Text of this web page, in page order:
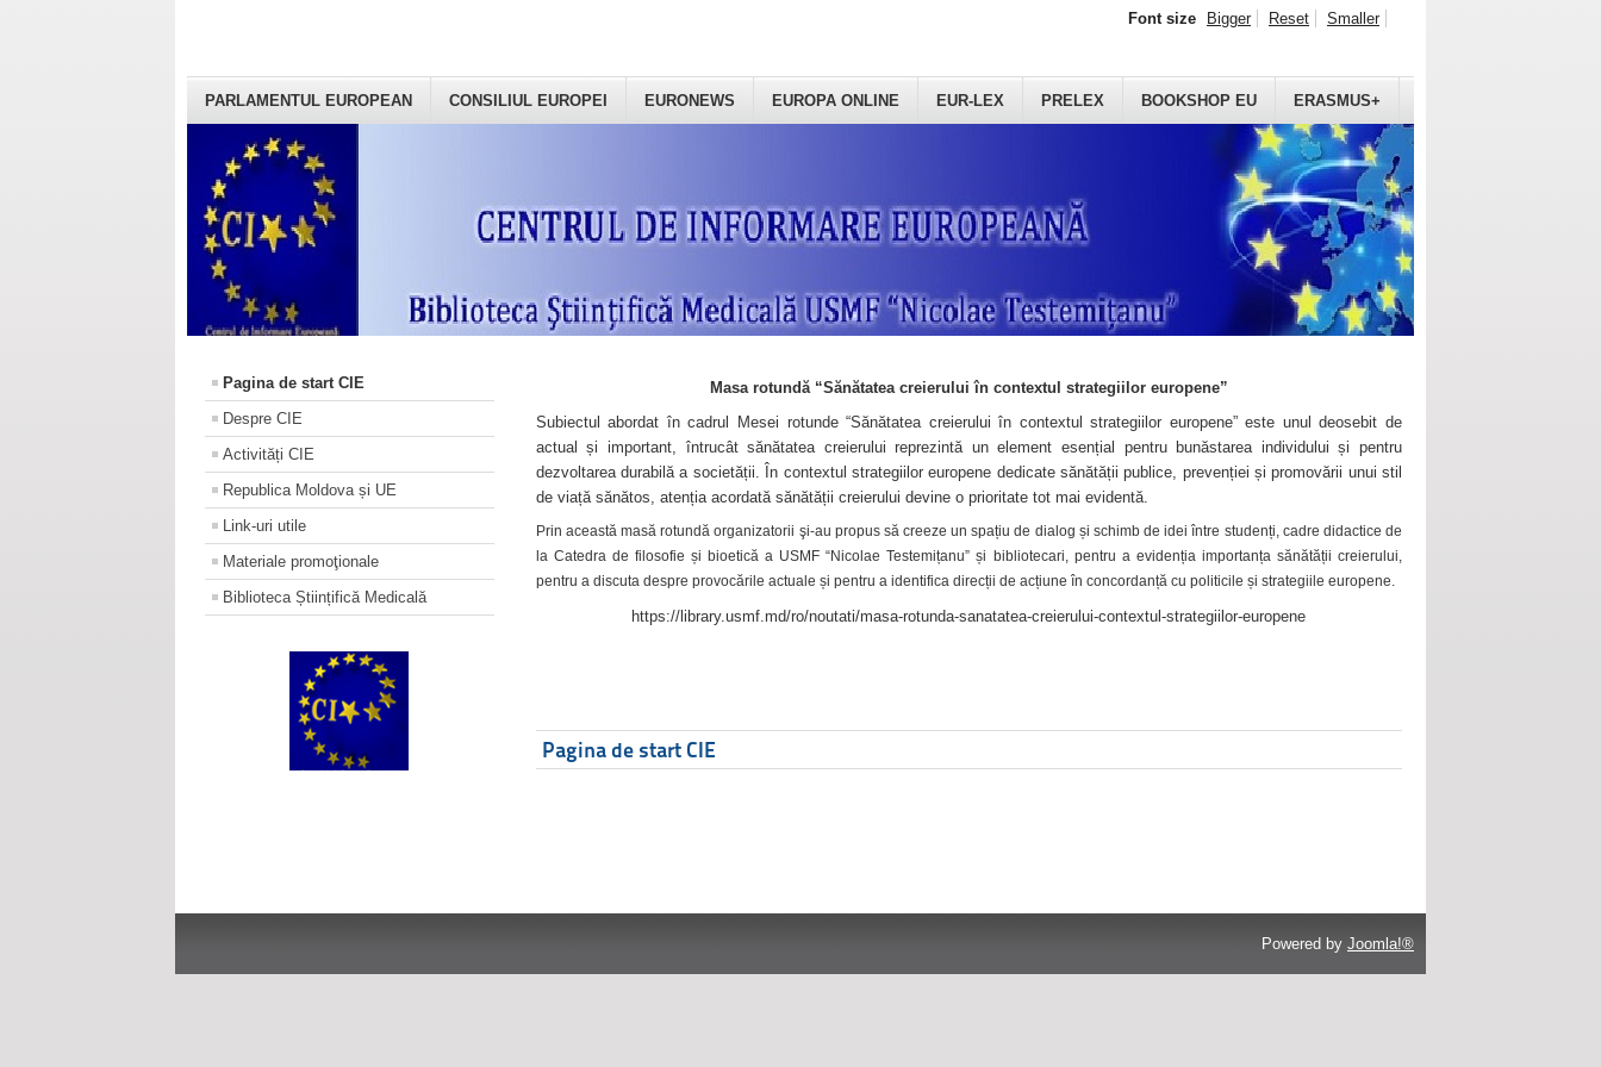
PARLAMENTUL EUROPEAN CONSILIUL EUROPEI EURONEWS EUROPA ONLINE EUR-LEX PRELEX BOOKSHOP EU ERASMUS+
Font size Bigger Reset Smaller
Pagina de start CIE
Despre CIE
Activități CIE
Republica Moldova și UE
Link-uri utile
Materiale promoţionale
Biblioteca Științifică Medicală
Masa rotundă “Sănătatea creierului în contextul strategiilor europene”
Subiectul abordat în cadrul Mesei rotunde “Sănătatea creierului în contextul strategiilor europene” este unul deosebit de
actual și important, întrucât sănătatea creierului reprezintă un element esențial pentru bunăstarea individului și pentru
dezvoltarea durabilă a societății. În contextul strategiilor europene dedicate sănătății publice, prevenției și promovării unui stil
de viață sănătos, atenția acordată sănătății creierului devine o prioritate tot mai evidentă.
Prin această masă rotundă organizatorii şi-au propus să creeze un spațiu de dialog și schimb de idei între studenți, cadre didactice de
la Catedra de filosofie și bioetică a USMF “Nicolae Testemițanu” și bibliotecari, pentru a evidenția importanța sănătății creierului,
pentru a discuta despre provocările actuale și pentru a identifica direcții de acțiune în concordanță cu politicile și strategiile europene.
https://library.usmf.md/ro/noutati/masa-rotunda-sanatatea-creierului-contextul-strategiilor-europene
Pagina de start CIE
Powered by Joomla!®